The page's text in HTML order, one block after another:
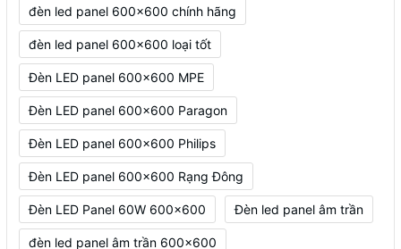
đèn led panel 600x600 chính hãng
đèn led panel 600x600 loại tốt
Đèn LED panel 600x600 MPE
Đèn LED panel 600x600 Paragon
Đèn LED panel 600x600 Philips
Đèn LED panel 600x600 Rạng Đông
Đèn LED Panel 60W 600x600 Đèn led panel âm trần
đèn led panel âm trần 600x600